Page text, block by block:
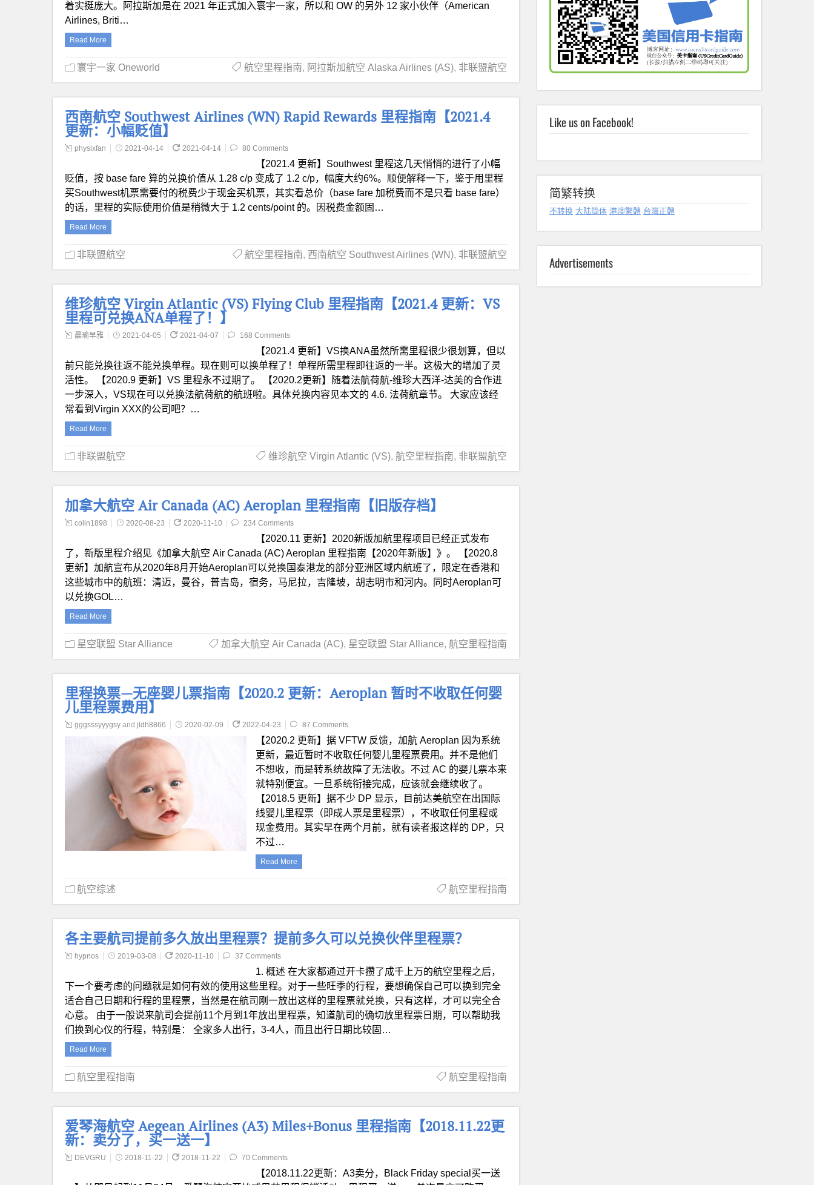
着实挺庞大。阿拉斯加是在 2021 年正式加入寰宇一家，所以和 OW 的另外 12 家小伙伴（American
Airlines, Briti…
Read More
寰宇一家 Oneworld 航空里程指南, 阿拉斯加航空 Alaska Airlines (AS), 非联盟航空
西南航空 Southwest Airlines (WN) Rapid Rewards 里程指南【2021.4
更新：小幅贬值】
physixfan 2021-04-14 2021-04-14 80 Comments
【2021.4 更新】Southwest 里程这几天悄悄的进行了小幅
贬值，按 base fare 算的兑换价值从 1.28 c/p 变成了 1.2 c/p，幅度大约6%。顺便解释一下，鉴于用里程
买Southwest机票需要付的税费少于现金买机票，其实看总价（base fare 加税费而不是只看 base fare）
的话，里程的实际使用价值是稍微大于 1.2 cents/point 的。因税费金额固…
Read More
非联盟航空 航空里程指南, 西南航空 Southwest Airlines (WN), 非联盟航空
维珍航空 Virgin Atlantic (VS) Flying Club 里程指南【2021.4 更新：VS
里程可兑换ANA单程了！】
晨瑜早雅 2021-04-05 2021-04-07 168 Comments
【2021.4 更新】VS换ANA虽然所需里程很少很划算，但以
前只能兑换往返不能兑换单程。现在则可以换单程了！单程所需里程即往返的一半。这极大的增加了灵
活性。 【2020.9 更新】VS 里程永不过期了。 【2020.2更新】随着法航荷航-维珍大西洋-达美的合作进
一步深入，VS现在可以兑换法航荷航的航班啦。具体兑换内容见本文的 4.6. 法荷航章节。 大家应该经
常看到Virgin XXX的公司吧？…
Read More
非联盟航空 维珍航空 Virgin Atlantic (VS), 航空里程指南, 非联盟航空
加拿大航空 Air Canada (AC) Aeroplan 里程指南【旧版存档】
colin1898 2020-08-23 2020-11-10 234 Comments
【2020.11 更新】2020新版加航里程项目已经正式发布
了，新版里程介绍见《加拿大航空 Air Canada (AC) Aeroplan 里程指南【2020年新版】》。 【2020.8
更新】加航宣布从2020年8月开始Aeroplan可以兑换国泰港龙的部分亚洲区域内航班了，限定在香港和
这些城市中的航班：清迈，曼谷，普吉岛，宿务，马尼拉，吉隆坡，胡志明市和河内。同时Aeroplan可
以兑换GOL…
Read More
星空联盟 Star Alliance 加拿大航空 Air Canada (AC), 星空联盟 Star Alliance, 航空里程指南
里程换票—无座婴儿票指南【2020.2 更新：Aeroplan 暂时不收取任何婴
儿里程票费用】
gggsssyyygsy and jldh8866 2020-02-09 2022-04-23 87 Comments
【2020.2 更新】据 VFTW 反馈，加航 Aeroplan 因为系统
更新，最近暂时不收取任何婴儿里程票费用。并不是他们
不想收，而是转系统故障了无法收。不过 AC 的婴儿票本来
就特别便宜。一旦系统衔接完成，应该就会继续收了。
【2018.5 更新】据不少 DP 显示，目前达美航空在出国际
线婴儿里程票（即成人票是里程票），不收取任何里程或
现金费用。其实早在两个月前，就有读者报这样的 DP，只
不过…
Read More
航空综述 航空里程指南
各主要航司提前多久放出里程票？提前多久可以兑换伙伴里程票？
hypnos 2019-03-08 2020-11-10 37 Comments
1. 概述 在大家都通过开卡攒了成千上万的航空里程之后，
下一个要考虑的问题就是如何有效的使用这些里程。对于一些旺季的行程，要想确保自己可以换到完全
适合自己日期和行程的里程票，当然是在航司刚一放出这样的里程票就兑换，只有这样，才可以完全合
心意。 由于一般说来航司会提前11个月到1年放出里程票，知道航司的确切放里程票日期，可以帮助我
们换到心仪的行程，特别是： 全家多人出行，3-4人，而且出行日期比较固…
Read More
航空里程指南 航空里程指南
爱琴海航空 Aegean Airlines (A3) Miles+Bonus 里程指南【2018.11.22更
新：卖分了，买一送一】
DEVGRU 2018-11-22 2018-11-22 70 Comments
【2018.11.22更新：A3卖分，Black Friday special买一送
Like us on Facebook!
简繁转换
不转换 大陆简体 港澳繁體 台灣正體
Advertisements